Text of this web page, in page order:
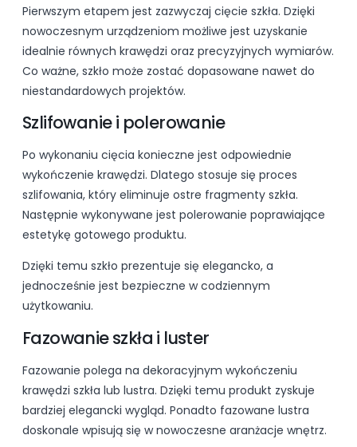
Pierwszym etapem jest zazwyczaj cięcie szkła. Dzięki
nowoczesnym urządzeniom możliwe jest uzyskanie
idealnie równych krawędzi oraz precyzyjnych wymiarów.
Co ważne, szkło może zostać dopasowane nawet do
niestandardowych projektów.
Szlifowanie i polerowanie
Po wykonaniu cięcia konieczne jest odpowiednie
wykończenie krawędzi. Dlatego stosuje się proces
szlifowania, który eliminuje ostre fragmenty szkła.
Następnie wykonywane jest polerowanie poprawiające
estetykę gotowego produktu.
Dzięki temu szkło prezentuje się elegancko, a
jednocześnie jest bezpieczne w codziennym
użytkowaniu.
Fazowanie szkła i luster
Fazowanie polega na dekoracyjnym wykończeniu
krawędzi szkła lub lustra. Dzięki temu produkt zyskuje
bardziej elegancki wygląd. Ponadto fazowane lustra
doskonale wpisują się w nowoczesne aranżacje wnętrz.